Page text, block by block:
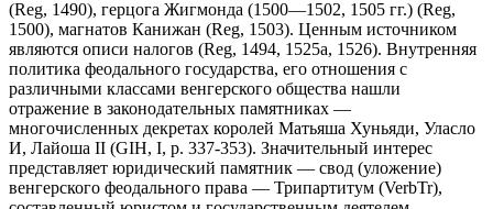
(Reg, 1490), герцога Жигмонда (1500—1502, 1505 гг.) (Reg,
1500), магнатов Канижан (Reg, 1503). Ценным источником
являются описи налогов (Reg, 1494, 1525а, 1526). Внутренняя
политика феодального государства, его отношения с
различными классами венгерского общества нашли
отражение в законодательных памятниках —
многочисленных декретах королей Матьяша Хуньяди, Уласло
И, Лайоша II (GIH, I, р. 337-353). Значительный интерес
представляет юридический памятник — свод (уложение)
венгерского феодального права — Трипартитум (VerbTr),